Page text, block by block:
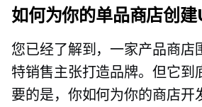
如何为你的单品商店创
您已经了解到，一家产品商店
特销售主张打造品牌。但它到
要的是，你如何为你的商店开